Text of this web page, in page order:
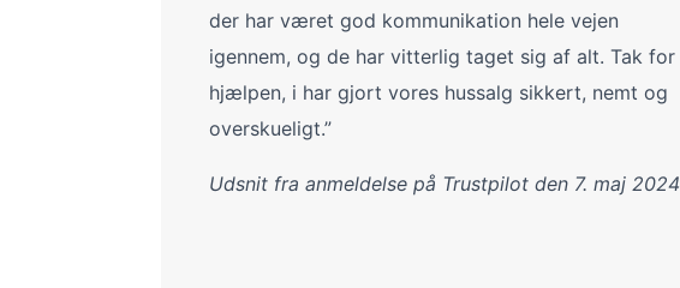
der har været god kommunikation hele vejen
igennem, og de har vitterlig taget sig af alt. Tak for
hjælpen, i har gjort vores hussalg sikkert, nemt og
overskueligt.”
Udsnit fra anmeldelse på Trustpilot den 7. maj 2024